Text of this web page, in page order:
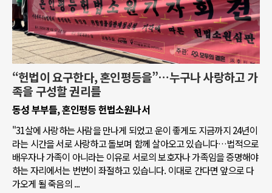
“헌법이 요구한다, 혼인평등을”…누구나 사랑하고 가
족을 구성할 권리를
동성 부부들, 혼인평등 헌법소원나서
"31살에 사랑하는 사람을 만나게 되었고 운이 좋게도 지금까지 24년이
라는 시간을 서로 사랑하고 돌보며 함께 살아오고 있습니다…법적으로
배우자나 가족이 아니라는 이유로 서로의 보호자나 가족임을 증명해야
하는 자리에서는 번번이 좌절하고 있습니다. 이대로 간다면 앞으로 다
가오게 될 죽음의 ...